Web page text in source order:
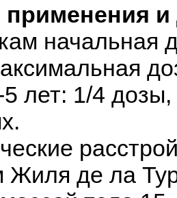
применения
начальная
лет: 1/4
Жиля де ла